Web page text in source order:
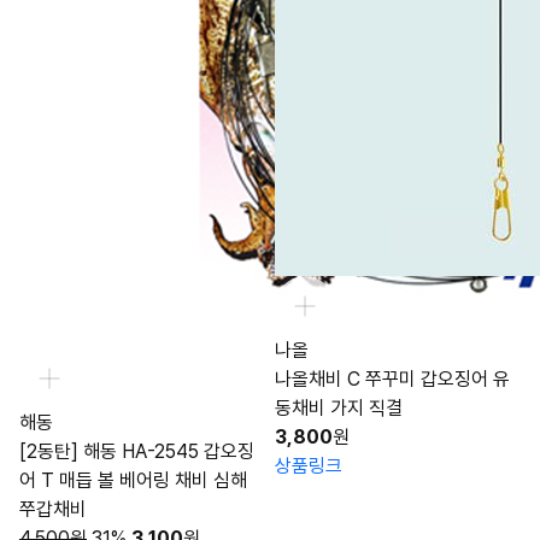
해동
[2동탄] 해동 HA-2545 갑오징
어 T 매듭 볼 베어링 채비 심해
쭈갑채비
나올
나올채비 C 쭈꾸미 갑오징어 유
동채비 가지 직결
3,800원
상품링크